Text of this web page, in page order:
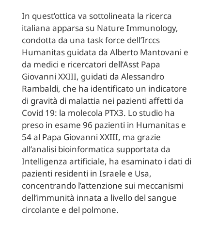
In quest’ottica va sottolineata la ricerca
italiana apparsa su Nature Immunology,
condotta da una task force dell’Irccs
Humanitas guidata da Alberto Mantovani e
da medici e ricercatori dell’Asst Papa
Giovanni XXIII, guidati da Alessandro
Rambaldi, che ha identificato un indicatore
di gravità di malattia nei pazienti affetti da
Covid 19: la molecola PTX3. Lo studio ha
preso in esame 96 pazienti in Humanitas e
54 al Papa Giovanni XXIII, ma grazie
all’analisi bioinformatica supportata da
Intelligenza artificiale, ha esaminato i dati di
pazienti residenti in Israele e Usa,
concentrando l’attenzione sui meccanismi
dell’immunità innata a livello del sangue
circolante e del polmone.